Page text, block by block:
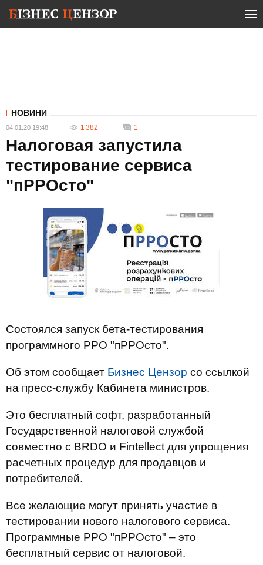
НОВИНИ
04.01.20 19:48 1 382 1
Налоговая запустила
тестирование сервиса
"пРРОсто"
Состоялся запуск бета-тестирования
программного РРО "пРРОсто".
Об этом сообщает Бизнес Цензор со ссылкой
на пресс-службу Кабинета министров.
Это бесплатный софт, разработанный
Государственной налоговой службой
совместно с BRDO и Fintellect для упрощения
расчетных процедур для продавцов и
потребителей.
Все желающие могут принять участие в
тестировании нового налогового сервиса.
Программные РРО "пРРОсто" – это
бесплатный сервис от налоговой.